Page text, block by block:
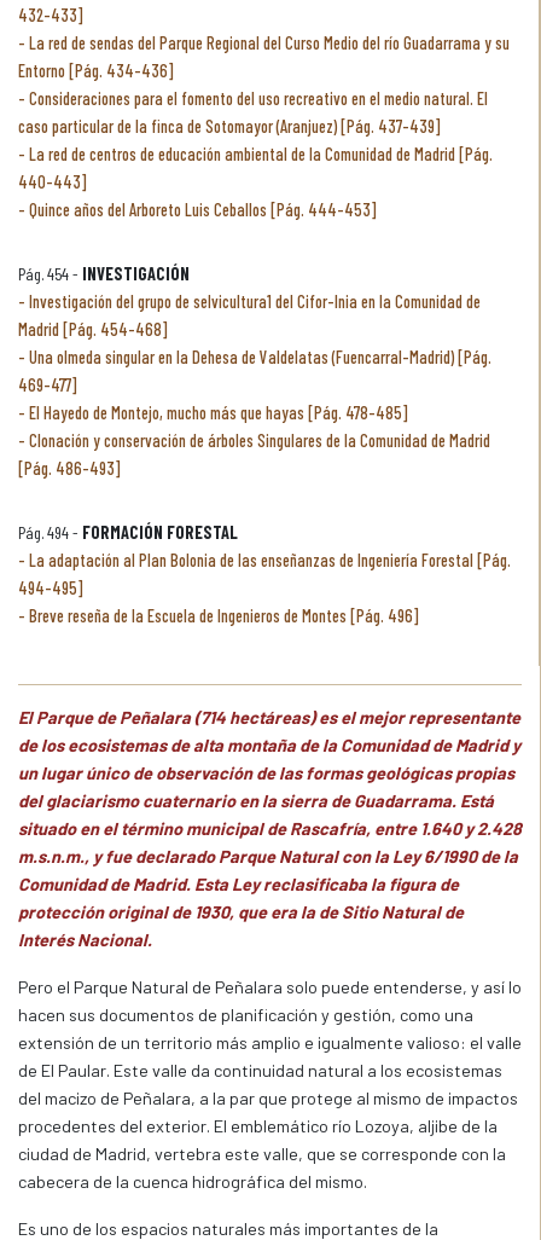
432-433]
La red de sendas del Parque Regional del Curso Medio del río Guadarrama y su
Entorno [Pág. 434-436]
Consideraciones para el fomento del uso recreativo en el medio natural. El
caso particular de la finca de Sotomayor (Aranjuez) [Pág. 437-439]
La red de centros de educación ambiental de la Comunidad de Madrid [Pág.
440-443]
Quince años del Arboreto Luis Ceballos [Pág. 444-453]
Pág. 454 - INVESTIGACIÓN
Investigación del grupo de selvicultura1 del Cifor-Inia en la Comunidad de
Madrid [Pág. 454-468]
Una olmeda singular en la Dehesa de Valdelatas (Fuencarral-Madrid) [Pág.
469-477]
El Hayedo de Montejo, mucho más que hayas [Pág. 478-485]
Clonación y conservación de árboles Singulares de la Comunidad de Madrid
[Pág. 486-493]
Pág. 494 - FORMACIÓN FORESTAL
La adaptación al Plan Bolonia de las enseñanzas de Ingeniería Forestal [Pág.
494-495]
Breve reseña de la Escuela de Ingenieros de Montes [Pág. 496]
El Parque de Peñalara (714 hectáreas) es el mejor representante
de los ecosistemas de alta montaña de la Comunidad de Madrid y
un lugar único de observación de las formas geológicas propias
del glaciarismo cuaternario en la sierra de Guadarrama. Está
situado en el término municipal de Rascafría, entre 1.640 y 2.428
m.s.n.m., y fue declarado Parque Natural con la Ley 6/1990 de la
Comunidad de Madrid. Esta Ley reclasificaba la figura de
protección original de 1930, que era la de Sitio Natural de
Interés Nacional.
Pero el Parque Natural de Peñalara solo puede entenderse, y así lo
hacen sus documentos de planificación y gestión, como una
extensión de un territorio más amplio e igualmente valioso: el valle
de El Paular. Este valle da continuidad natural a los ecosistemas
del macizo de Peñalara, a la par que protege al mismo de impactos
procedentes del exterior. El emblemático río Lozoya, aljibe de la
ciudad de Madrid, vertebra este valle, que se corresponde con la
cabecera de la cuenca hidrográfica del mismo.
Es uno de los espacios naturales más importantes de la